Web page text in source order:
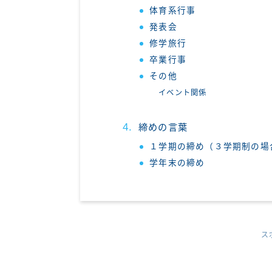
体育系行事
発表会
修学旅行
卒業行事
その他
イベント関係
締めの言葉
１学期の締め（３学期制の場
学年末の締め
ス